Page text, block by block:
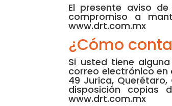
El presente aviso
compromiso a
www.drt.com.mx
¿Cómo
Si usted tiene
correo electrónico en
49 Jurica, Querétaro,
disposición copias
www.drt.com.mx